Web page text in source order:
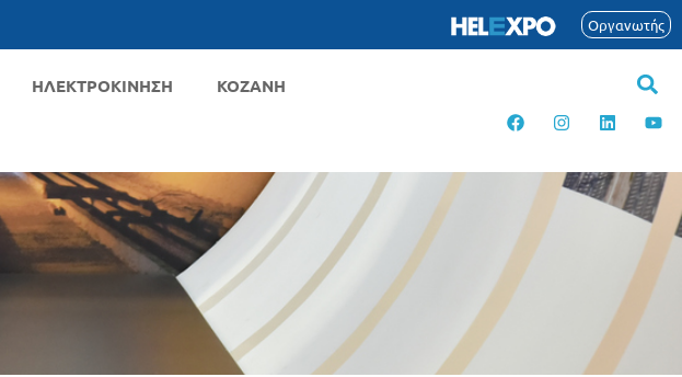
Οργανωτής
ΗΛΕΚΤΡΟΚΙΝΗΣΗ ΚΟΖΑΝΗ